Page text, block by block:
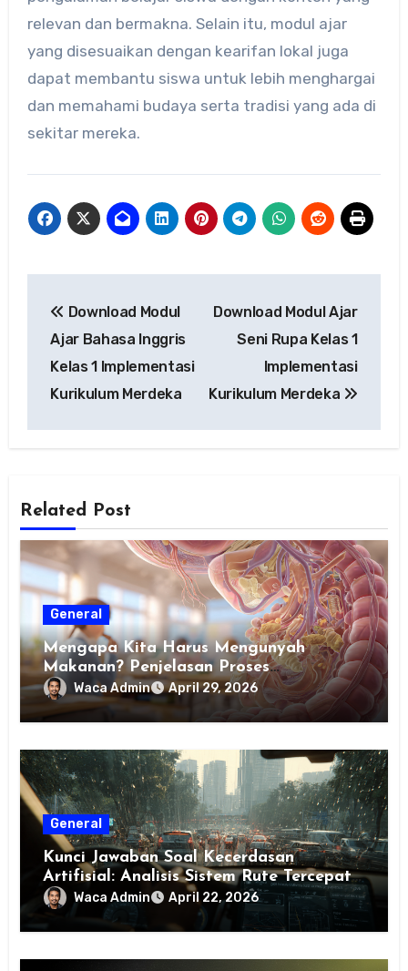
relevan dan bermakna. Selain itu, modul ajar
yang disesuaikan dengan kearifan lokal juga
dapat membantu siswa untuk lebih menghargai
dan memahami budaya serta tradisi yang ada di
sekitar mereka.
pos
Download Modul
Ajar Bahasa Inggris
Kelas 1 Implementasi
Kurikulum Merdeka
Download Modul Ajar
Seni Rupa Kelas 1
Implementasi
Kurikulum Merdeka
Related Post
General
Mengapa Kita Harus Mengunyah
Makanan? Penjelasan Proses
Pencernaan pada Manusia untuk Siswa
SD
Waca Admin April 29, 2026
General
Kunci Jawaban Soal Kecerdasan
Artifisial: Analisis Sistem Rute Tercepat
Berbasis Data dan Pembelajaran Mesin
Waca Admin April 22, 2026